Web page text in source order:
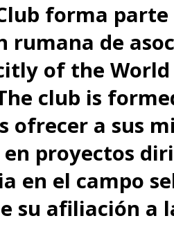
forma parte
rumana de
of the
The club is
ofrecer a sus
proyectos
en el campo
su afiliación a